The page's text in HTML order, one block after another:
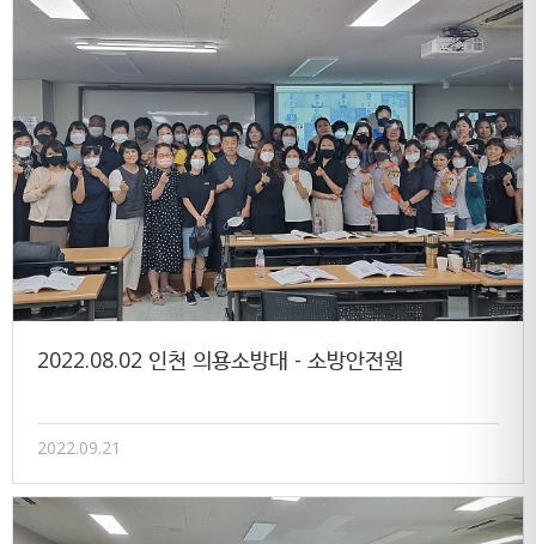
2022.08.02 인천 의용소방대 - 소방안전원
2022.09.21